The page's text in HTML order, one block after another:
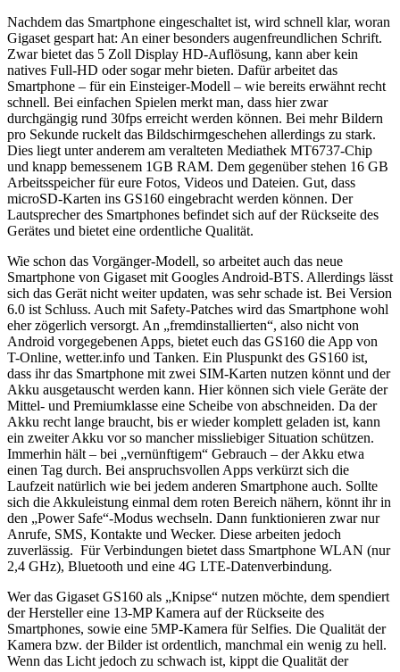
Nachdem das Smartphone eingeschaltet ist, wird schnell klar, woran
Gigaset gespart hat: An einer besonders augenfreundlichen Schrift.
Zwar bietet das 5 Zoll Display HD-Auflösung, kann aber kein
natives Full-HD oder sogar mehr bieten. Dafür arbeitet das
Smartphone – für ein Einsteiger-Modell – wie bereits erwähnt recht
schnell. Bei einfachen Spielen merkt man, dass hier zwar
durchgängig rund 30fps erreicht werden können. Bei mehr Bildern
pro Sekunde ruckelt das Bildschirmgeschehen allerdings zu stark.
Dies liegt unter anderem am veralteten Mediathek MT6737-Chip
und knapp bemessenem 1GB RAM. Dem gegenüber stehen 16 GB
Arbeitsspeicher für eure Fotos, Videos und Dateien. Gut, dass
microSD-Karten ins GS160 eingebracht werden können. Der
Lautsprecher des Smartphones befindet sich auf der Rückseite des
Gerätes und bietet eine ordentliche Qualität.
Wie schon das Vorgänger-Modell, so arbeitet auch das neue
Smartphone von Gigaset mit Googles Android-BTS. Allerdings lässt
sich das Gerät nicht weiter updaten, was sehr schade ist. Bei Version
6.0 ist Schluss. Auch mit Safety-Patches wird das Smartphone wohl
eher zögerlich versorgt. An „fremdinstallierten“, also nicht von
Android vorgegebenen Apps, bietet euch das GS160 die App von
T-Online, wetter.info und Tanken. Ein Pluspunkt des GS160 ist,
dass ihr das Smartphone mit zwei SIM-Karten nutzen könnt und der
Akku ausgetauscht werden kann. Hier können sich viele Geräte der
Mittel- und Premiumklasse eine Scheibe von abschneiden. Da der
Akku recht lange braucht, bis er wieder komplett geladen ist, kann
ein zweiter Akku vor so mancher missliebiger Situation schützen.
Immerhin hält – bei „vernünftigem“ Gebrauch – der Akku etwa
einen Tag durch. Bei anspruchsvollen Apps verkürzt sich die
Laufzeit natürlich wie bei jedem anderen Smartphone auch. Sollte
sich die Akkuleistung einmal dem roten Bereich nähern, könnt ihr in
den „Power Safe“-Modus wechseln. Dann funktionieren zwar nur
Anrufe, SMS, Kontakte und Wecker. Diese arbeiten jedoch
zuverlässig. Für Verbindungen bietet dass Smartphone WLAN (nur
2,4 GHz), Bluetooth und eine 4G LTE-Datenverbindung.
Wer das Gigaset GS160 als „Knipse“ nutzen möchte, dem spendiert
der Hersteller eine 13-MP Kamera auf der Rückseite des
Smartphones, sowie eine 5MP-Kamera für Selfies. Die Qualität der
Kamera bzw. der Bilder ist ordentlich, manchmal ein wenig zu hell.
Wenn das Licht jedoch zu schwach ist, kippt die Qualität der